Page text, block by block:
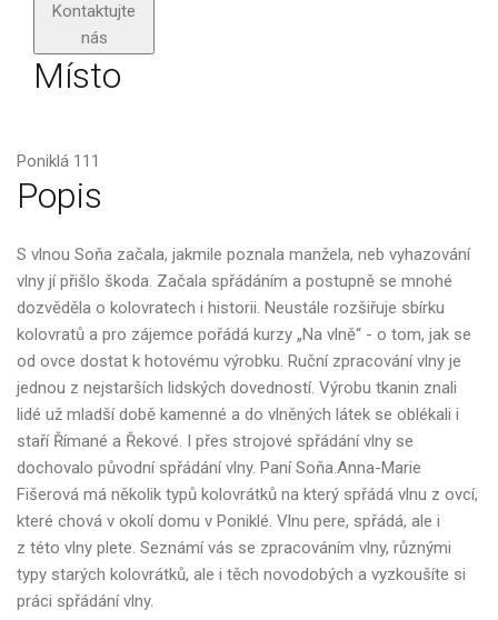
Kontaktujte
nás
Místo
Poniklá 111
Popis
S vlnou Soňa začala, jakmile poznala manžela, neb vyhazování
vlny jí přišlo škoda. Začala spřádáním a postupně se mnohé
dozvěděla o kolovratech i historii. Neustále rozšiřuje sbírku
kolovratů a pro zájemce pořádá kurzy „Na vlně“ - o tom, jak se
od ovce dostat k hotovému výrobku. Ruční zpracování vlny je
jednou z nejstarších lidských dovedností. Výrobu tkanin znali
lidé už mladší době kamenné a do vlněných látek se oblékali i
staří Římané a Řekové. I přes strojové spřádání vlny se
dochovalo původní spřádání vlny. Paní Soňa.Anna-Marie
Fišerová má několik typů kolovrátků na který spřádá vlnu z ovcí,
které chová v okolí domu v Poniklé. Vlnu pere, spřádá, ale i
z této vlny plete. Seznámí vás se zpracováním vlny, různými
typy starých kolovrátků, ale i těch novodobých a vyzkoušíte si
práci spřádání vlny.